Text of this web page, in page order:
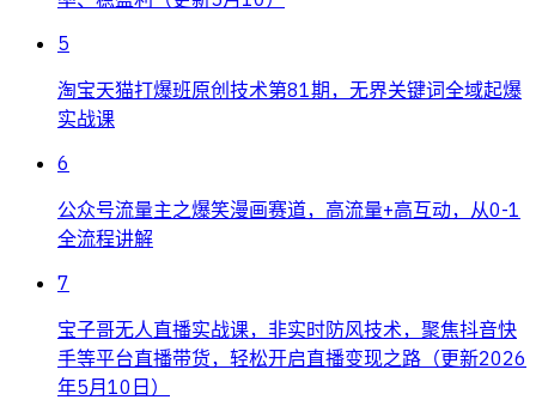
5
淘宝天猫打爆班原创技术第81期，无界关键词全域起爆
实战课
6
公众号流量主之爆笑漫画赛道，高流量+高互动，从0-1
全流程讲解
7
宝子哥无人直播实战课，非实时防风技术，聚焦抖音快
手等平台直播带货，轻松开启直播变现之路（更新2026
年5月10日）